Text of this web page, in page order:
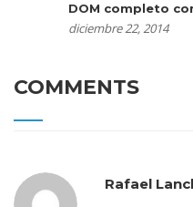
DOM completo
diciembre 22, 2014
COMMENTS
Rafael